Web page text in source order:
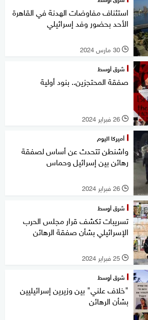
استئناف مفاوضات الهدنة في القاهرة
الأحد بحضور وفد إسرائيلي
l 30 مارس 2024
شرق أوسط
صفقة المحتجزين.. بنود أولية
l 26 فبراير 2024
أميركا اليوم
واشنطن تتحدث عن أساس لصفقة
رهائن بين إسرائيل وحماس
l 26 فبراير 2024
شرق أوسط
تسريبات تكشف قرار مجلس الحرب
الإسرائيلي بشأن صفقة الرهائن
l 25 فبراير 2024
شرق أوسط
"خلاف علني" بين وزيرين إسرائيليين
بشأن الرهائن